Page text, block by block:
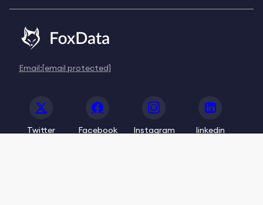
Email:[email protected]
Twitter Facebook Instagram linkedin